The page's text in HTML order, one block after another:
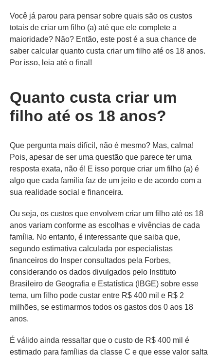
Você já parou para pensar sobre quais são os custos
totais de criar um filho (a) até que ele complete a
maioridade? Não? Então, este post é a sua chance de
saber calcular quanto custa criar um filho até os 18 anos.
Por isso, leia até o final!
Quanto custa criar um
filho até os 18 anos?
Que pergunta mais difícil, não é mesmo? Mas, calma!
Pois, apesar de ser uma questão que parece ter uma
resposta exata, não é! E isso porque criar um filho (a) é
algo que cada família faz de um jeito e de acordo com a
sua realidade social e financeira.
Ou seja, os custos que envolvem criar um filho até os 18
anos variam conforme as escolhas e vivências de cada
família. No entanto, é interessante que saiba que,
segundo estimativa calculada por especialistas
financeiros do Insper consultados pela Forbes,
considerando os dados divulgados pelo Instituto
Brasileiro de Geografia e Estatística (IBGE) sobre esse
tema, um filho pode custar entre R$ 400 mil e R$ 2
milhões, se estimarmos todos os gastos dos 0 aos 18
anos.
É válido ainda ressaltar que o custo de R$ 400 mil é
estimado para famílias da classe C e que esse valor salta